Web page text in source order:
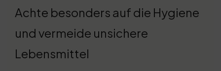
Achte besonders auf die Hygiene
und vermeide unsichere
Lebensmittel